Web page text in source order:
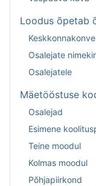
Loodus õpetab
Osalejate
Osalejatele
Mäetööstuse
Osalejad
Esimene
Teine moodul
Kolmas moodul
Põhjapiirkond